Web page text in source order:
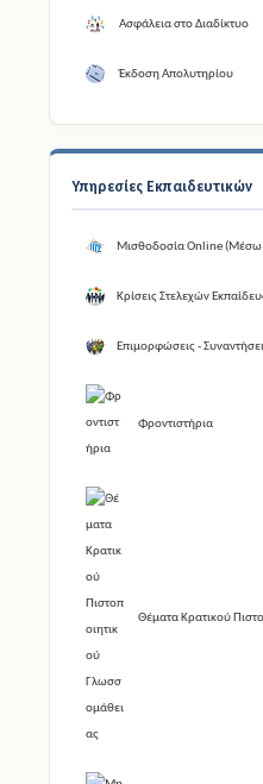
Ασφάλεια στο Διαδίκτυο
Έκδοση Απολυτηρίου
Υπηρεσίες Εκπαιδευτικών
Μισθοδοσία Online
Κρίσεις Στελεχών
Επιμορφώσεις -
Φροντιστήρια
Θέματα Κρατικού